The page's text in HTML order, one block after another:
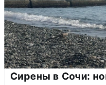
Сирены в Сочи: